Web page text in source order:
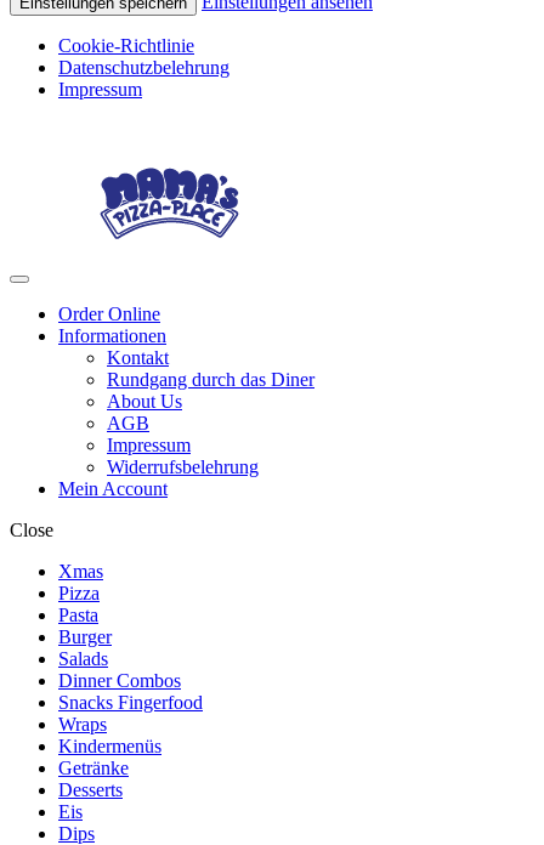
Cookie-Richtlinie
Datenschutzbelehrung
Impressum
Menu
Order Online
Informationen
Kontakt
Rundgang durch das Diner
About Us
AGB
Impressum
Widerrufsbelehrung
Mein Account
Close
Xmas
Pizza
Pasta
Burger
Salads
Dinner Combos
Snacks Fingerfood
Wraps
Kindermenüs
Getränke
Desserts
Eis
Dips